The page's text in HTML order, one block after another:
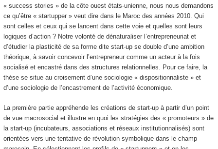
« success stories » de la côte ouest états-unienne, nous nous demandons
ce qu’être « startupper » veut dire dans le Maroc des années 2010. Qui
sont celles et ceux qui se lancent dans cette voie et quelles sont leurs
logiques d’action ? Notre volonté de dénaturaliser l’entrepreneuriat et
d’étudier la plasticité de sa forme dite start-up se double d’une ambition
théorique, à savoir concevoir l’entrepreneur comme un acteur à la fois
socialisé et encastré dans des structures relationnelles. Pour ce faire, la
thèse se situe au croisement d’une sociologie « dispositionnaliste » et
d’une sociologie de l’encastrement de l’activité économique.
La première partie appréhende les créations de start-up à partir d’un point
de vue macrosocial et illustre en quoi les stratégies des « promoteurs » de
la start-up (incubateurs, associations et réseaux institutionnalisés) sont
orientées vers une tentative de révolution symbolique dans le champ